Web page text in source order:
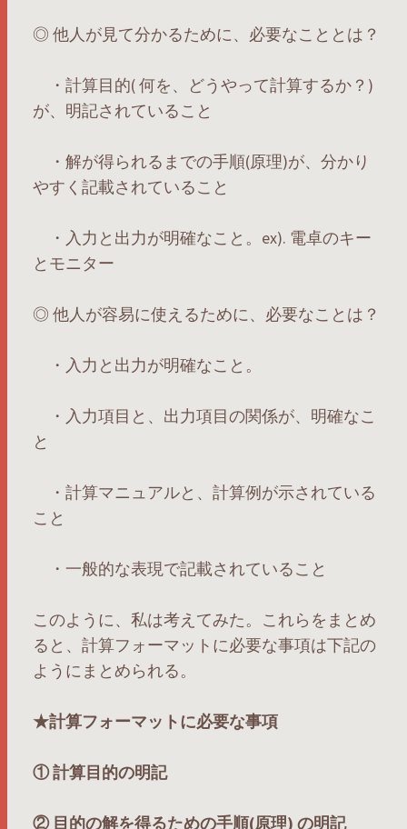
◎ 他人が見て分かるために、必要なこととは？
・計算目的( 何を、どうやって計算するか？)
が、明記されていること
・解が得られるまでの手順(原理)が、分かり
やすく記載されていること
・入力と出力が明確なこと。ex). 電卓のキー
とモニター
◎ 他人が容易に使えるために、必要なことは？
・入力と出力が明確なこと。
・入力項目と、出力項目の関係が、明確なこ
と
・計算マニュアルと、計算例が示されている
こと
・一般的な表現で記載されていること
このように、私は考えてみた。これらをまとめ
ると、計算フォーマットに必要な事項は下記の
ようにまとめられる。
★計算フォーマットに必要な事項
① 計算目的の明記
② 目的の解を得るための手順(原理) の明記